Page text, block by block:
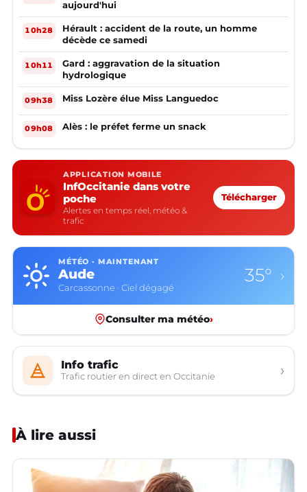
aujourd'hui
10h28
Hérault : accident de la route, un homme
décède ce samedi
10h11
Gard : aggravation de la situation
hydrologique
09h38 Miss Lozère élue Miss Languedoc
09h08 Alès : le préfet ferme un snack
APPLICATION MOBILE
InfOccitanie dans votre
poche
Alertes en temps réel, météo &
trafic
Télécharger
MÉTÉO · MAINTENANT
Aude
Carcassonne · Ciel dégagé
35° ›
Consulter ma météo›
Info trafic
Trafic routier en direct en Occitanie ›
À lire aussi